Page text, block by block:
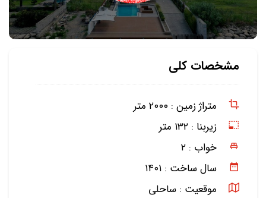
مشخصات کلی
متراژ زمین : ۲۰۰۰ متر
زیربنا : ۱۳۲ متر
خواب : ۲
سال ساخت : ۱۴۰۱
موقعیت : ساحلی